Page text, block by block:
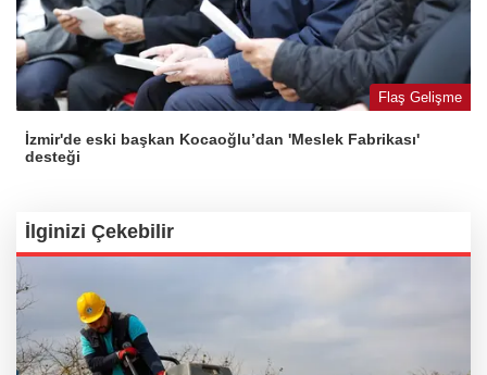
Flaş Gelişme
İzmir'de eski başkan Kocaoğlu’dan 'Meslek Fabrikası'
desteği
İlginizi Çekebilir